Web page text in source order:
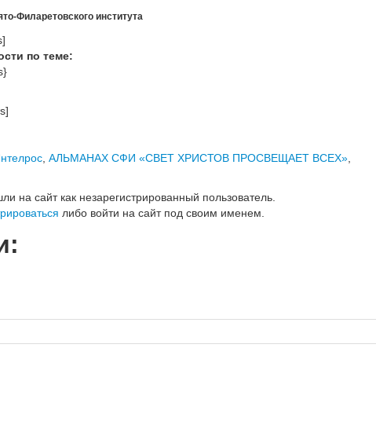
Филаретовского института
по теме:
, АЛЬМАНАХ СФИ «СВЕТ ХРИСТОВ ПРОСВЕЩАЕТ ВСЕХ»,
на сайт как незарегистрированный пользователь.
либо войти на сайт под своим именем.